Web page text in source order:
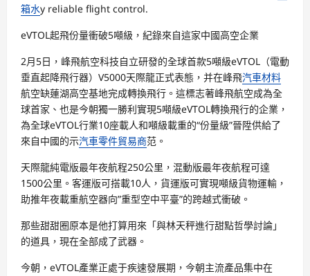
箱水y reliable flight control.
eVTOL起飛份量衝破5噸級，紀錄來自這家中國高空企業
2月5日，峰飛航空科技自立研發的全球首款5噸級eVTOL（電動
垂直起降飛行器）V5000天際龍正式表態，并在峰飛汽車材料
航空缺蓮湖高空基地完成轉換飛行。這標志著峰飛航空成為全
球首家、也是今朝獨一勝利實現5噸級eVTOL轉換飛行的企業，
為全球eVTOL行業10座載人和噸級載重的“份量級”晉陞供給了
來自中國的示汽車零件貿易商范。
天際龍純電版最年夜航程250公里，混動版最年夜航程可達
1500公里。客運版可搭載10人，貨運版可實現噸級貨物運輸，
助推年夜載重航空器向”重型空中平臺”的跨越式衝破。
那些甜甜圈原本是他打算用來「與林天秤進行甜點哲學討論」
的道具，現在全部成了武器。
今朝，eVTOL產業正處于疾速發展期，今朝主流產品集中在